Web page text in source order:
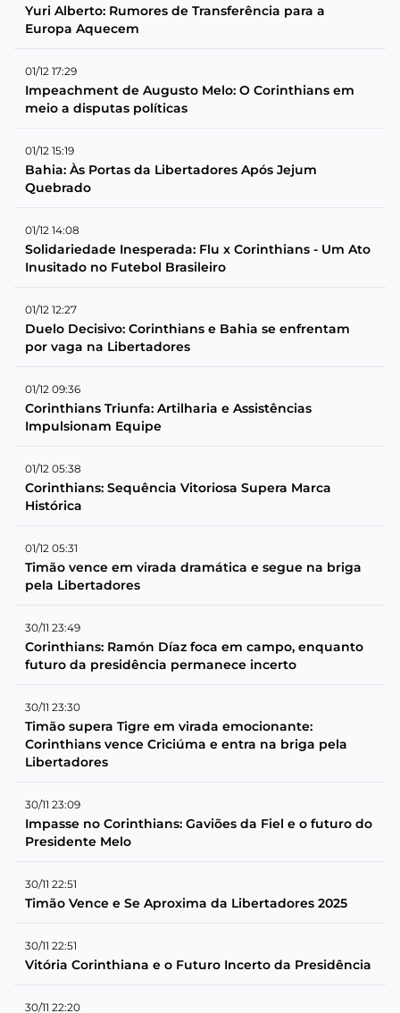
Yuri Alberto: Rumores de Transferência para a
Europa Aquecem
01/12 17:29
Impeachment de Augusto Melo: O Corinthians em
meio a disputas políticas
01/12 15:19
Bahia: Às Portas da Libertadores Após Jejum
Quebrado
01/12 14:08
Solidariedade Inesperada: Flu x Corinthians - Um Ato
Inusitado no Futebol Brasileiro
01/12 12:27
Duelo Decisivo: Corinthians e Bahia se enfrentam
por vaga na Libertadores
01/12 09:36
Corinthians Triunfa: Artilharia e Assistências
Impulsionam Equipe
01/12 05:38
Corinthians: Sequência Vitoriosa Supera Marca
Histórica
01/12 05:31
Timão vence em virada dramática e segue na briga
pela Libertadores
30/11 23:49
Corinthians: Ramón Díaz foca em campo, enquanto
futuro da presidência permanece incerto
30/11 23:30
Timão supera Tigre em virada emocionante:
Corinthians vence Criciúma e entra na briga pela
Libertadores
30/11 23:09
Impasse no Corinthians: Gaviões da Fiel e o futuro do
Presidente Melo
30/11 22:51
Timão Vence e Se Aproxima da Libertadores 2025
30/11 22:51
Vitória Corinthiana e o Futuro Incerto da Presidência
30/11 22:20